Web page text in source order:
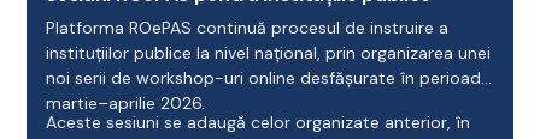
Platforma ROePAS continuă procesul de instruire a
instituțiilor publice la nivel național, prin organizarea unei
noi serii de workshop-uri online desfășurate în perioada
martie–aprilie 2026.
Aceste sesiuni se adaugă celor organizate anterior, în